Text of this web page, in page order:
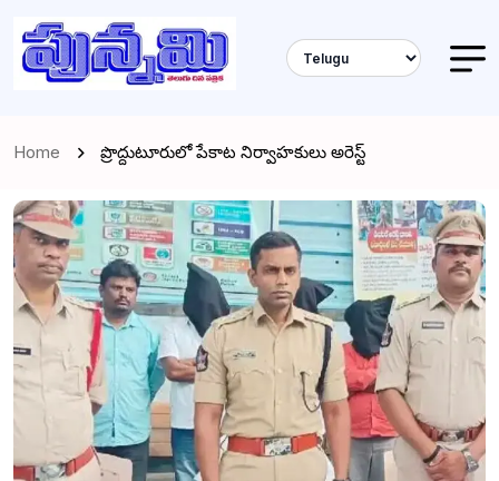
Home ప్రొద్దుటూరులో పేకాట నిర్వాహకులు అరెస్ట్